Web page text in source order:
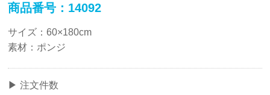
商品番号：14092
サイズ：60×180cm
素材：ポンジ
注文件数